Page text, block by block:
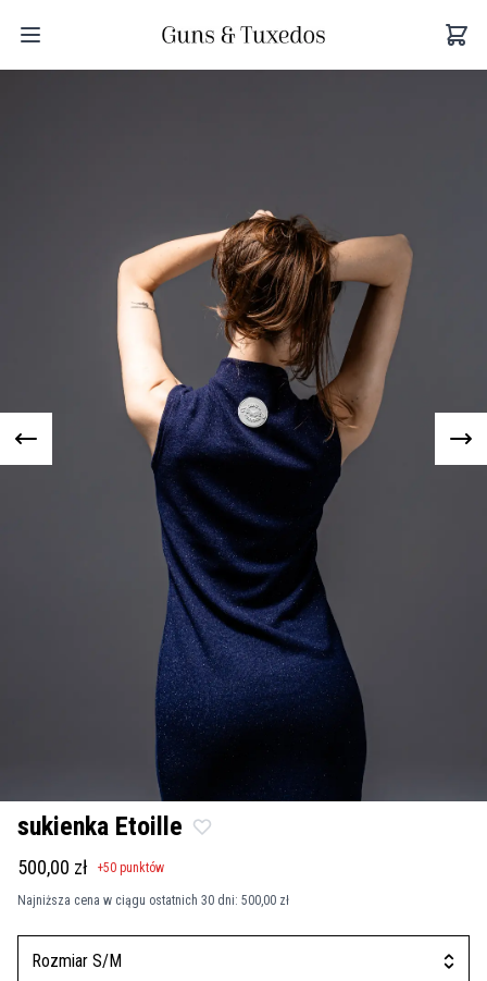
sukienka Etoille
500,00 zł +50 punktów
Najniższa cena w ciągu ostatnich 30 dni: 500,00 zł
Rozmiar S/M